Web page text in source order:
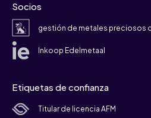
Socios
gestión de metales preciosos
Inkoop Edelmetaal
Etiquetas de confianza
Titular de licencia AFM